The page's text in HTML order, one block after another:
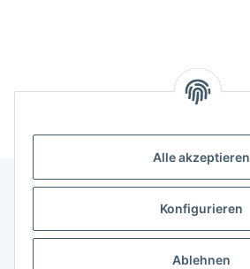
Alle akzeptieren
Konfigurieren
Ablehnen
Informationen